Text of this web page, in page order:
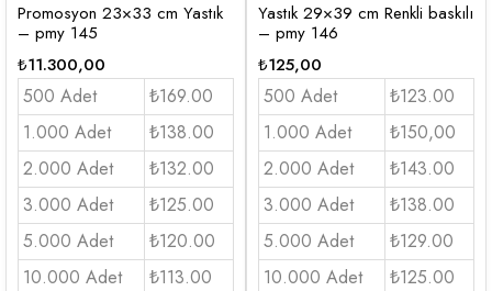
Promosyon 23×33 cm Yastık
– pmy 145
₺11.300,00
500 Adet
₺169.00
1.000 Adet
₺138.00
2.000 Adet
₺132.00
3.000 Adet
₺125.00
5.000 Adet
₺120.00
10.000 Adet
₺113.00
Yastık 29×39 cm Renkli baskılı
– pmy 146
₺125,00
500 Adet
₺123.00
1.000 Adet
₺150,00
2.000 Adet
₺143.00
3.000 Adet
₺138.00
5.000 Adet
₺129.00
10.000 Adet
₺125.00